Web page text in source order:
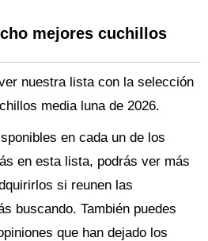
mejores cuchillos
nuestra lista con la selección
media luna de 2026.
en cada un de los
en esta lista, podrás ver más
si reunen las
buscando. También puedes
que han dejado los